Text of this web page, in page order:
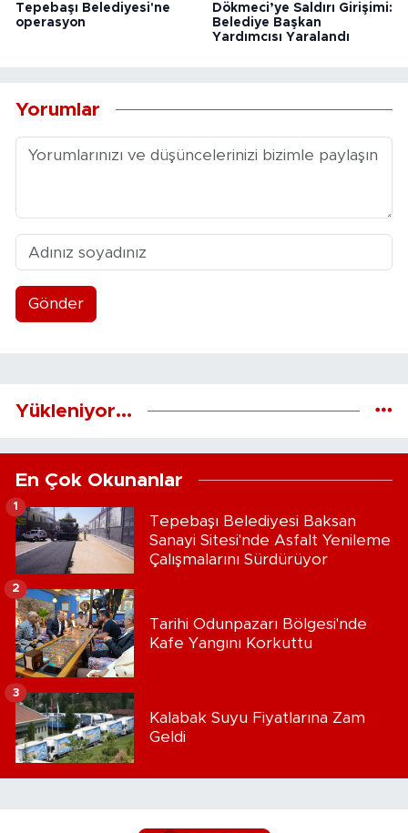
Tepebaşı Belediyesi'ne
operasyon
Dökmeci’ye Saldırı Girişimi:
Belediye Başkan
Yardımcısı Yaralandı
Yorumlar
Gönder
Yükleniyor...
En Çok Okunanlar
Tepebaşı Belediyesi Baksan
Sanayi Sitesi'nde Asfalt Yenileme
Çalışmalarını Sürdürüyor
1
Tarihi Odunpazarı Bölgesi'nde
Kafe Yangını Korkuttu
2
Kalabak Suyu Fiyatlarına Zam
Geldi
3